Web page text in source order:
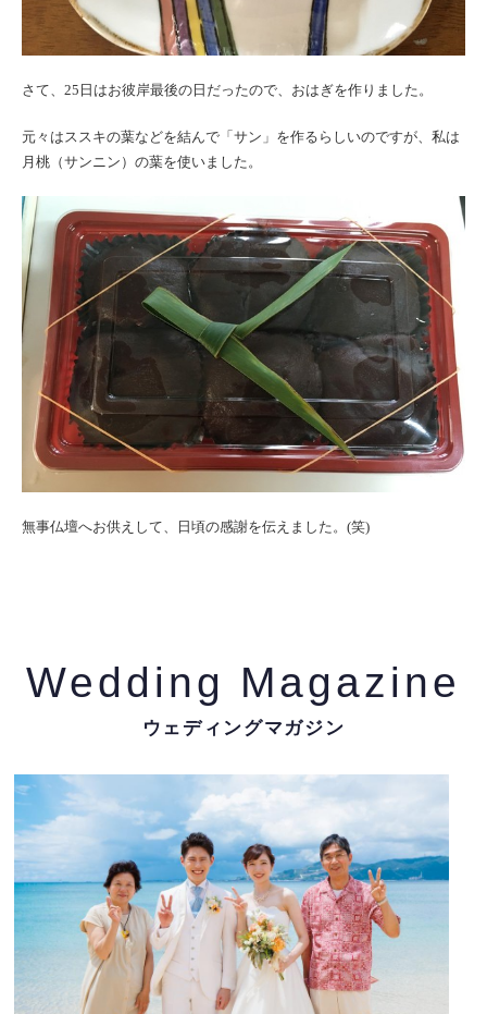
さて、25日はお彼岸最後の日だったので、おはぎを作りました。
元々はススキの葉などを結んで「サン」を作るらしいのですが、私は
月桃（サンニン）の葉を使いました。
無事仏壇へお供えして、日頃の感謝を伝えました。(笑)
Wedding Magazine
ウェディングマガジン